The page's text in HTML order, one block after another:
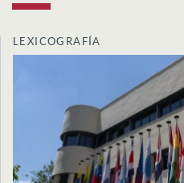
LEXICOGRAFÍA